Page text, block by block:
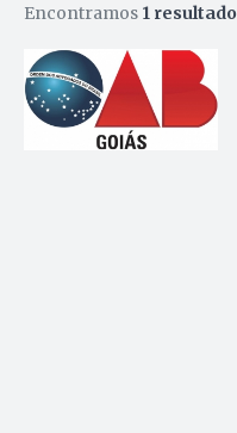
Encontramos 1 resultado